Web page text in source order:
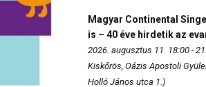
Magyar Continental
is – 40 éve hirdetik az
2026. augusztus 11. 18:00 -
Kiskőrös, Oázis Apostoli
Holló János utca 1.)